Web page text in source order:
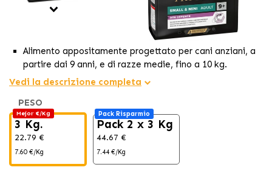
Alimento appositamente progettato per cani anziani, a
partire dai 9 anni, e di razze medie, fino a 10 kg.
Offre una nutrizione completa ed equilibrata con carne
di pollo come ingrediente principale.
Contenuto ridotto di grassi, ideale per cani anziani con
esigenze caloriche ridotte, contribuendo così al
mantenimento di un peso sano.
Vedi la descrizione completa
PESO
Mejor €/Kg
3 Kg.
22.79 €
7.60 €/Kg
Pack Risparmio
Pack 2 x 3 Kg
44.67 €
7.44 €/Kg